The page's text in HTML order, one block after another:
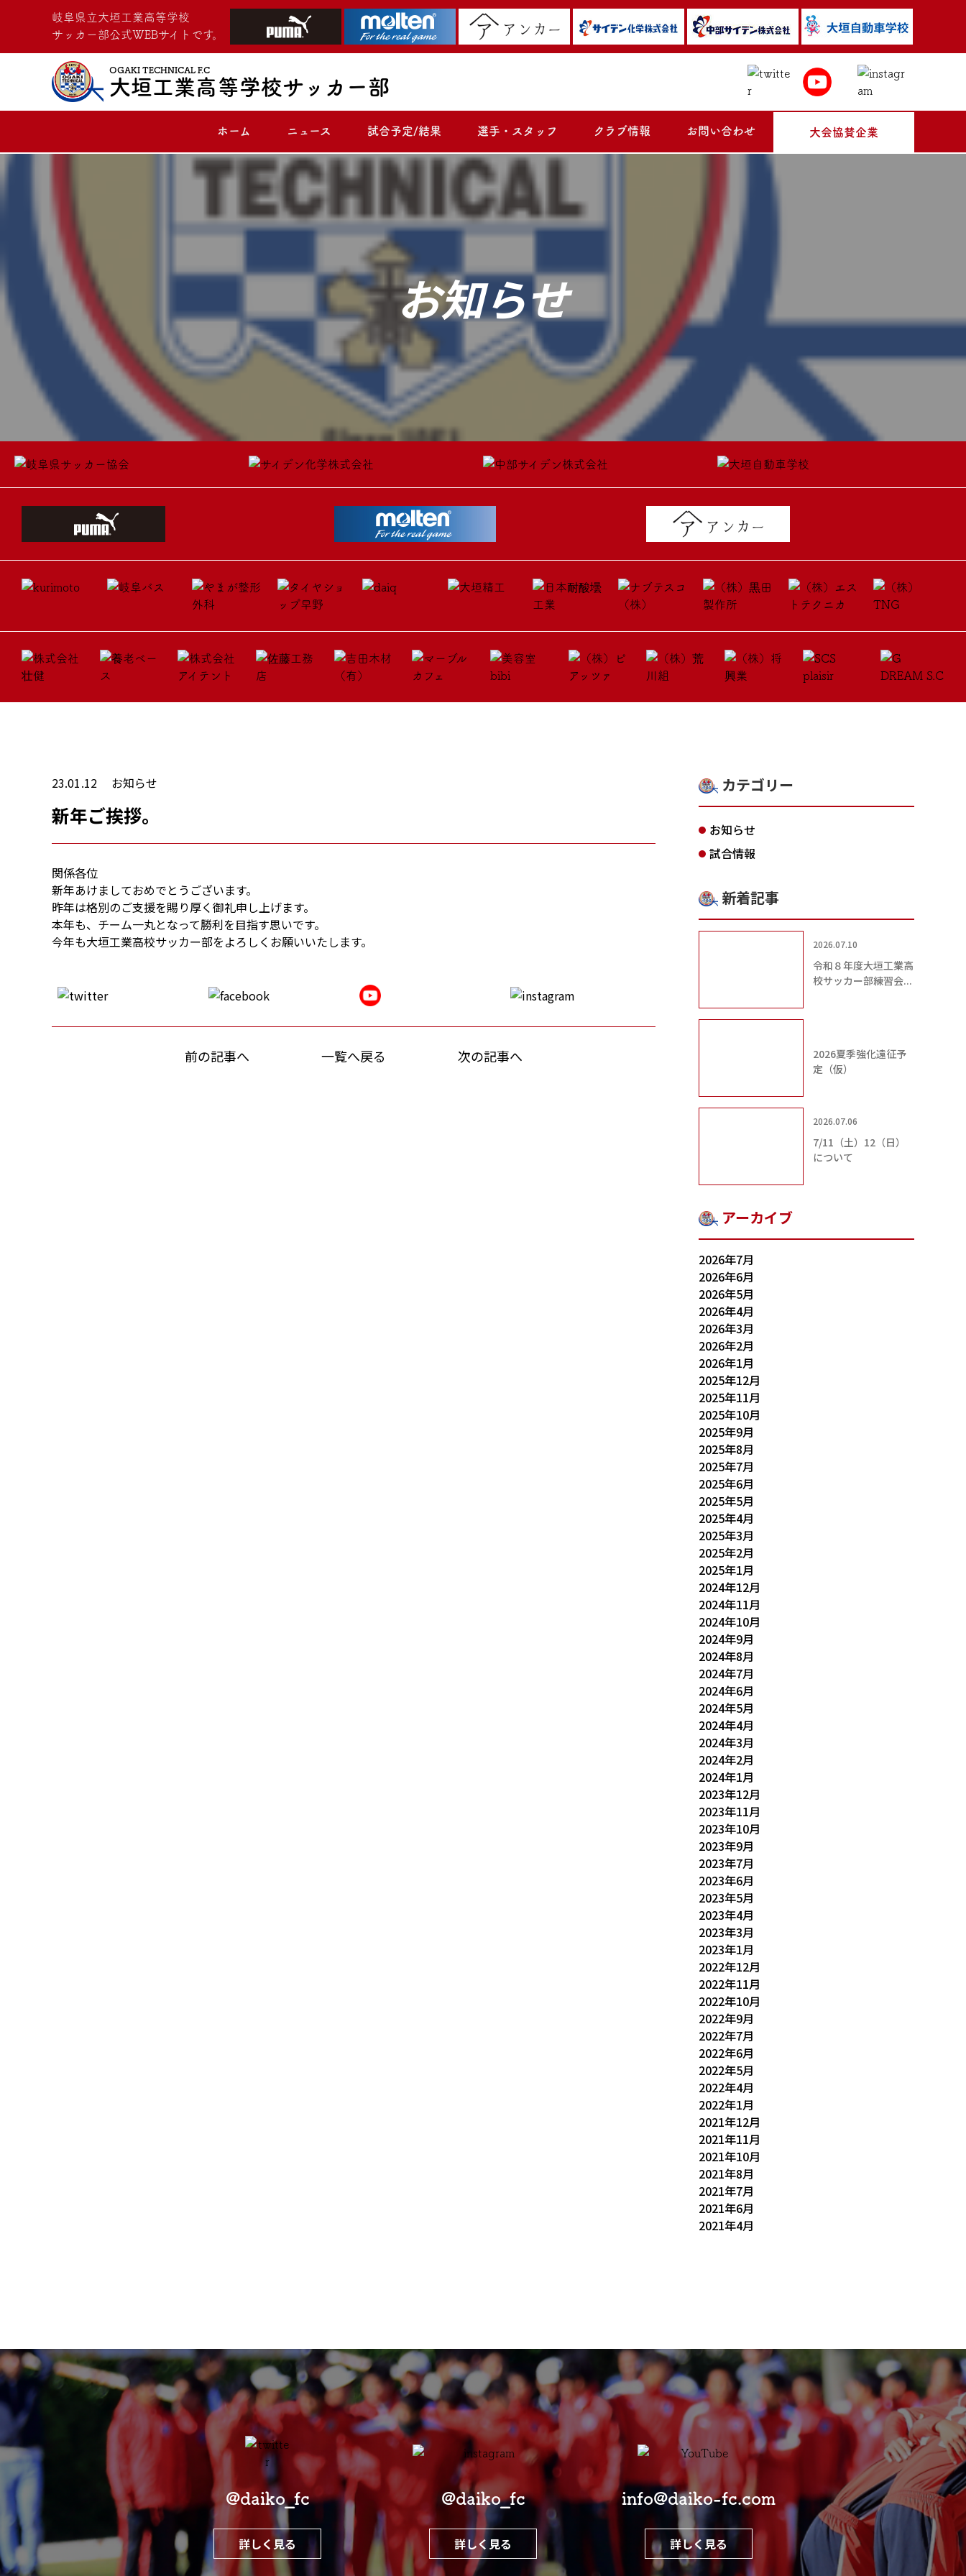
岐阜県立大垣工業高等学校
サッカー部公式WEBサイトです。
OGAKI TECHNICAL F.C
大垣工業高等学校サッカー部
ホーム ニュース 試合予定/結果 選手・スタッフ クラブ情報 お問い合わせ 大会協賛企業
お知らせ
23.01.12 お知らせ
新年ご挨拶。
関係各位
新年あけましておめでとうございます。
昨年は格別のご支援を賜り厚く御礼申し上げます。
本年も、チーム一丸となって勝利を目指す思いです。
今年も大垣工業高校サッカー部をよろしくお願いいたします。
前の記事へ 一覧へ戻る 次の記事へ
カテゴリー
お知らせ
試合情報
新着記事
2026.07.10
令和８年度大垣工業高
校サッカー部練習会...
2026夏季強化遠征予
定（仮）
2026.07.06
7/11（土）12（日）
について
アーカイブ
2026年7月
2026年6月
2026年5月
2026年4月
2026年3月
2026年2月
2026年1月
2025年12月
2025年11月
2025年10月
2025年9月
2025年8月
2025年7月
2025年6月
2025年5月
2025年4月
2025年3月
2025年2月
2025年1月
2024年12月
2024年11月
2024年10月
2024年9月
2024年8月
2024年7月
2024年6月
2024年5月
2024年4月
2024年3月
2024年2月
2024年1月
2023年12月
2023年11月
2023年10月
2023年9月
2023年7月
2023年6月
2023年5月
2023年4月
2023年3月
2023年1月
2022年12月
2022年11月
2022年10月
2022年9月
2022年7月
2022年6月
2022年5月
2022年4月
2022年1月
2021年12月
2021年11月
2021年10月
2021年8月
2021年7月
2021年6月
2021年4月
@daiko_fc
詳しく見る
@daiko_fc
詳しく見る
info@daiko-fc.com
詳しく見る